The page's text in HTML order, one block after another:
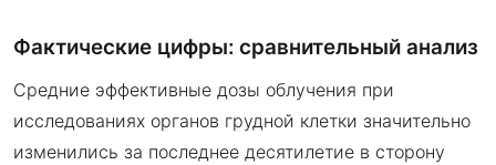
Фактические цифры: сравнительный анализ
Средние эффективные дозы облучения при
исследованиях органов грудной клетки значительно
изменились за последнее десятилетие в сторону